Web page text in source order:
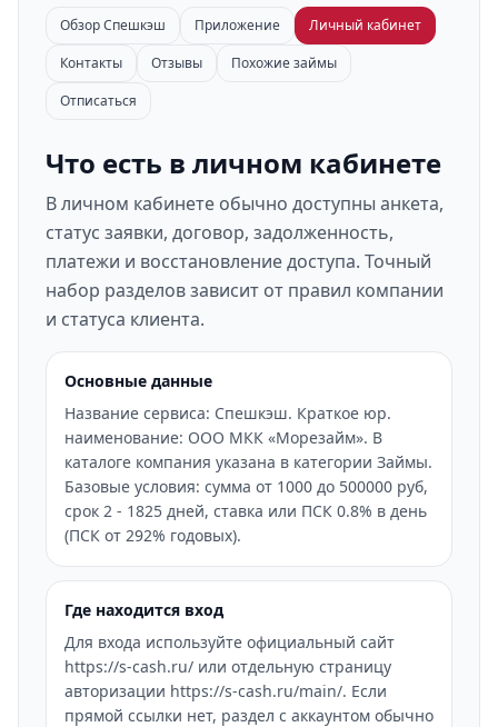
Обзор Спешкэш Приложение
Личный кабинет
Контакты
Отзывы
Похожие займы
Отписаться
Что есть в личном кабинете
В личном кабинете обычно доступны анкета,
статус заявки, договор, задолженность,
платежи и восстановление доступа. Точный
набор разделов зависит от правил компании
и статуса клиента.
Основные данные
Название сервиса: Спешкэш. Краткое юр.
наименование: ООО МКК «Морезайм». В
каталоге компания указана в категории Займы.
Базовые условия: сумма от 1000 до 500000 руб,
срок 2 - 1825 дней, ставка или ПСК 0.8% в день
(ПСК от 292% годовых).
Где находится вход
Для входа используйте официальный сайт
https://s-cash.ru/ или отдельную страницу
авторизации https://s-cash.ru/main/. Если
прямой ссылки нет, раздел с аккаунтом обычно